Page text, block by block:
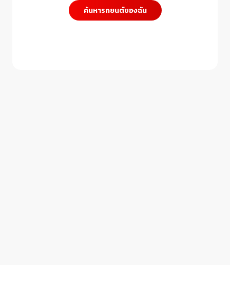
ค้นหารถยนต์ของฉัน